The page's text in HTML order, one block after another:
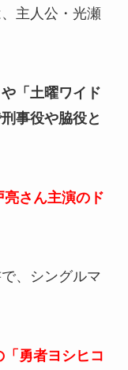
主人公・光瀬
「土曜ワイド
事役や脇役と
さん主演のド
、シングルマ
勇者ヨシヒコ